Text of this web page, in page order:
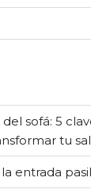
sofá: 5
tu
entrada